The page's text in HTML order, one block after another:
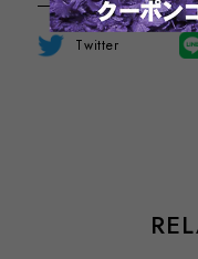
Twitter